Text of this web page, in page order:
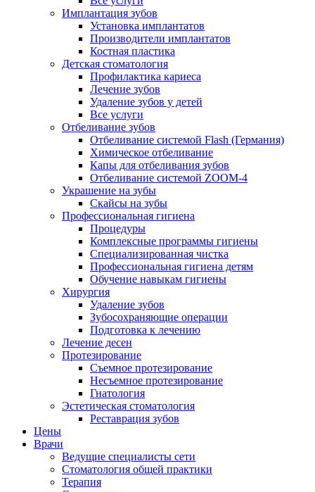
Имплантация зубов
Установка имплантатов
Производители имплантатов
Костная пластика
Детская стоматология
Профилактика кариеса
Лечение зубов
Удаление зубов у детей
Все услуги
Отбеливание зубов
Отбеливание системой Flash (Германия)
Химическое отбеливание
Капы для отбеливания зубов
Отбеливание системой ZOOM-4
Украшение на зубы
Скайсы на зубы
Профессиональная гигиена
Процедуры
Комплексные программы гигиены
Специализированная чистка
Профессиональная гигиена детям
Обучение навыкам гигиены
Хирургия
Удаление зубов
Зубосохраняющие операции
Подготовка к лечению
Лечение десен
Протезирование
Съемное протезирование
Несъемное протезирование
Гнатология
Эстетическая стоматология
Реставрация зубов
Цены
Врачи
Ведущие специалисты сети
Стоматология общей практики
Терапия